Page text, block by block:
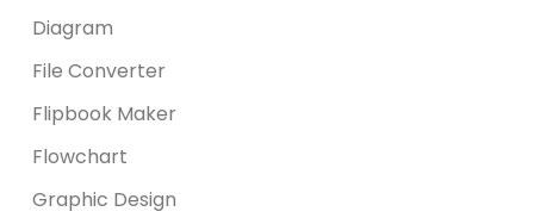
Diagram
File Converter
Flipbook Maker
Flowchart
Graphic Design